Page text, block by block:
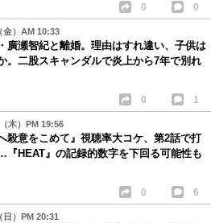
0 0
金）AM 10:33
廣瀬智紀と離婚。理由はすれ違い、子供は
。二股スキャンダルで炎上から7年で別れ
0 1
木）PM 19:56
殺意をこめて』視聴率大コケ、第2話で打
『HEAT』の記録的数字を下回る可能性も
0 6
日）PM 20:31